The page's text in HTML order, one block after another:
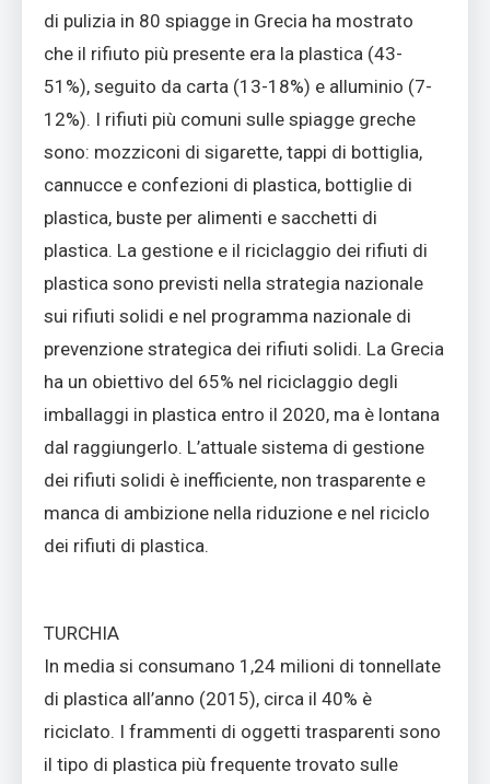
di pulizia in 80 spiagge in Grecia ha mostrato
che il rifiuto più presente era la plastica (43-
51%), seguito da carta (13-18%) e alluminio (7-
12%). I rifiuti più comuni sulle spiagge greche
sono: mozziconi di sigarette, tappi di bottiglia,
cannucce e confezioni di plastica, bottiglie di
plastica, buste per alimenti e sacchetti di
plastica. La gestione e il riciclaggio dei rifiuti di
plastica sono previsti nella strategia nazionale
sui rifiuti solidi e nel programma nazionale di
prevenzione strategica dei rifiuti solidi. La Grecia
ha un obiettivo del 65% nel riciclaggio degli
imballaggi in plastica entro il 2020, ma è lontana
dal raggiungerlo. L’attuale sistema di gestione
dei rifiuti solidi è inefficiente, non trasparente e
manca di ambizione nella riduzione e nel riciclo
dei rifiuti di plastica.
TURCHIA
In media si consumano 1,24 milioni di tonnellate
di plastica all’anno (2015), circa il 40% è
riciclato. I frammenti di oggetti trasparenti sono
il tipo di plastica più frequente trovato sulle